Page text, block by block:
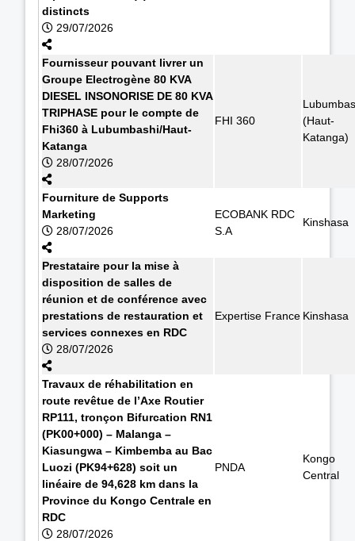
distincts
29/07/2026
Fournisseur pouvant livrer un
Groupe Electrogène 80 KVA
DIESEL INSONORISE DE 80 KVA
TRIPHASE pour le compte de
Fhi360 à Lubumbashi/Haut-
Katanga
28/07/2026
FHI 360
(Haut-
Katanga)
Fourniture de Supports
Marketing
28/07/2026
ECOBANK RDC
S.A
Kinshasa
Prestataire pour la mise à
disposition de salles de
réunion et de conférence avec
prestations de restauration et
services connexes en RDC
28/07/2026
Expertise France Kinshasa
Travaux de réhabilitation en
route revêtue de l’Axe Routier
RP111, tronçon Bifurcation RN1
(PK00+000) – Malanga –
Kiasungwa – Kimbemba au Bac
Luozi (PK94+628) soit un
linéaire de 94,628 km dans la
Province du Kongo Centrale en
RDC
28/07/2026
PNDA
Kongo
Central